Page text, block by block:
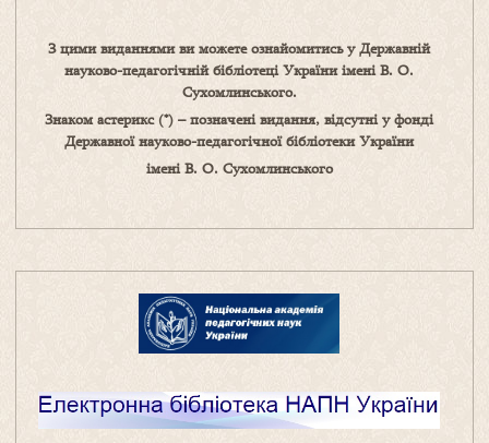
З цими виданнями ви можете ознайомитись у Державній
науково-педагогічній бібліотеці України імені В. О.
Сухомлинського.
Знаком астерикс (*) – позначені видання, відсутні у фонді
Державної науково-педагогічної бібліотеки України
імені В. О. Сухомлинського